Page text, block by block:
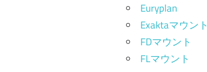
Euryplan
Exaktaマウント
FDマウント
FLマウント